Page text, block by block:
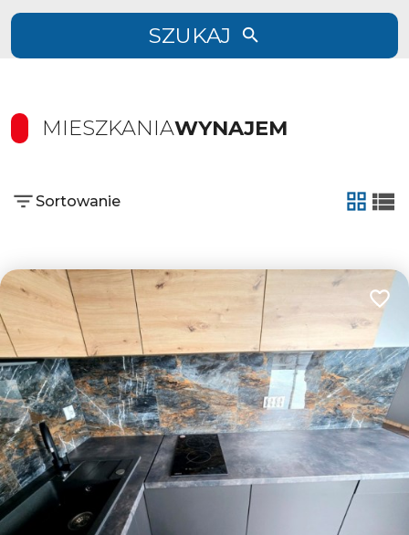
SZUKAJ
MIESZKANIAWYNAJEM
Sortowanie
tabela